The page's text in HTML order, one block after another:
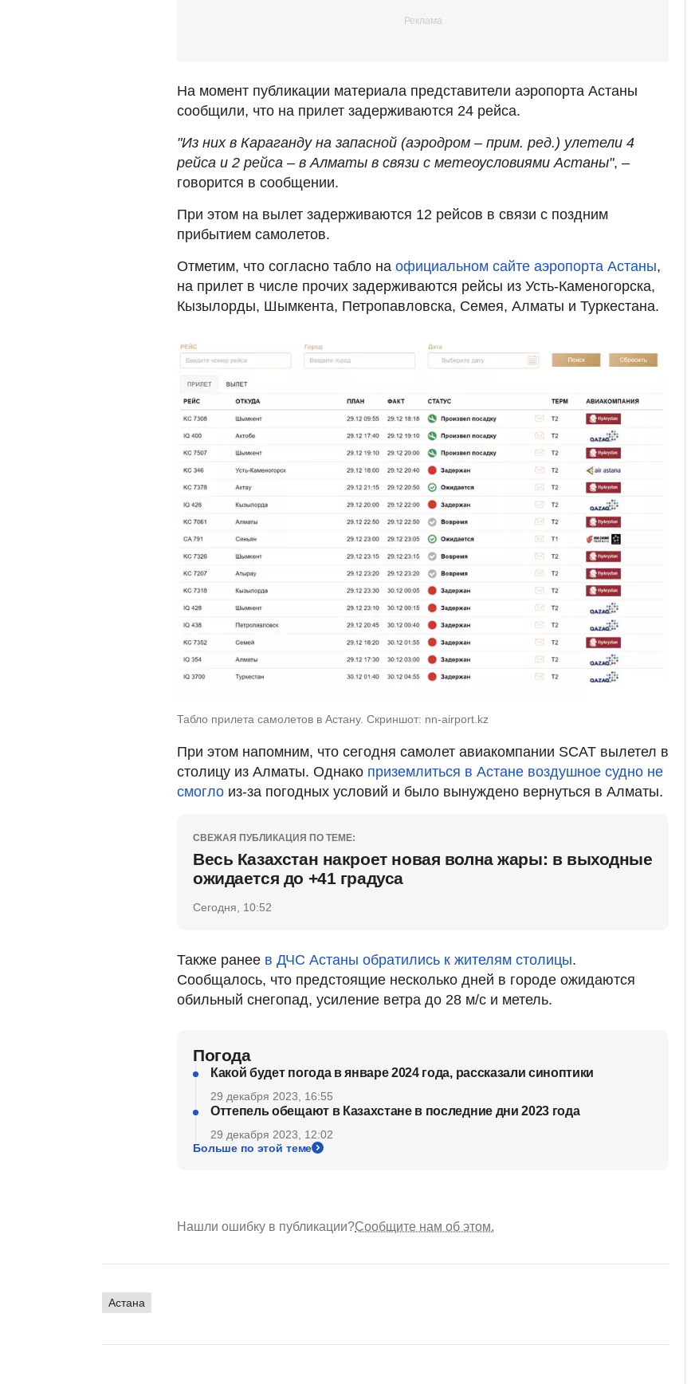
На момент публикации материала представители аэропорта Астаны
сообщили, что на прилет задерживаются 24 рейса.
"Из них в Караганду на запасной (аэродром – прим. ред.) улетели 4
рейса и 2 рейса – в Алматы в связи с метеоусловиями Астаны", –
говорится в сообщении.
При этом на вылет задерживаются 12 рейсов в связи с поздним
прибытием самолетов.
Отметим, что согласно табло на официальном сайте аэропорта Астаны,
на прилет в числе прочих задерживаются рейсы из Усть-Каменогорска,
Кызылорды, Шымкента, Петропавловска, Семея, Алматы и Туркестана.
Табло прилета самолетов в Астану. Скриншот: nn-airport.kz
При этом напомним, что сегодня самолет авиакомпании SCAT вылетел в
столицу из Алматы. Однако приземлиться в Астане воздушное судно не
смогло из-за погодных условий и было вынуждено вернуться в Алматы.
СВЕЖАЯ ПУБЛИКАЦИЯ ПО ТЕМЕ:
Весь Казахстан накроет новая волна жары: в выходные
ожидается до +41 градуса
Сегодня, 10:52
Также ранее в ДЧС Астаны обратились к жителям столицы.
Сообщалось, что предстоящие несколько дней в городе ожидаются
обильный снегопад, усиление ветра до 28 м/с и метель.
Погода
Какой будет погода в январе 2024 года, рассказали синоптики
29 декабря 2023, 16:55
Оттепель обещают в Казахстане в последние дни 2023 года
29 декабря 2023, 12:02
Больше по этой теме
Нашли ошибку в публикации?Сообщите нам об этом.
Астана